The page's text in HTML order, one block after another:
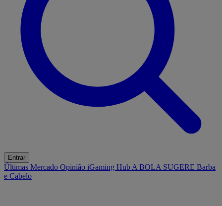
Entrar
Últimas Mercado Opinião iGaming Hub A BOLA SUGERE Barba
e Cabelo